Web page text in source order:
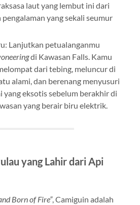
laut yang lembut ini dari
yang sekali seumur
Lanjutkan petualanganmu
di Kawasan Falls. Kamu
dari tebing, meluncur di
alami, dan berenang menyusuri
yang eksotis sebelum berakhir di
yang berair biru elektrik.
yang Lahir dari Api
Born of Fire”, Camiguin adalah